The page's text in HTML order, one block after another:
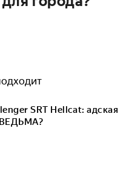
SRT Hellcat: адская